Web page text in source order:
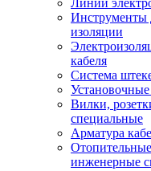
Линии
Инструменты
изоляции
кабеля
Система
Вилки,
специальные
Арматура
инженерные